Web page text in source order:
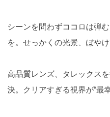
シーンを問わずココロは弾
を。せっかくの光景、ぼや
高品質レンズ、タレックス
決。クリアすぎる視界が“最